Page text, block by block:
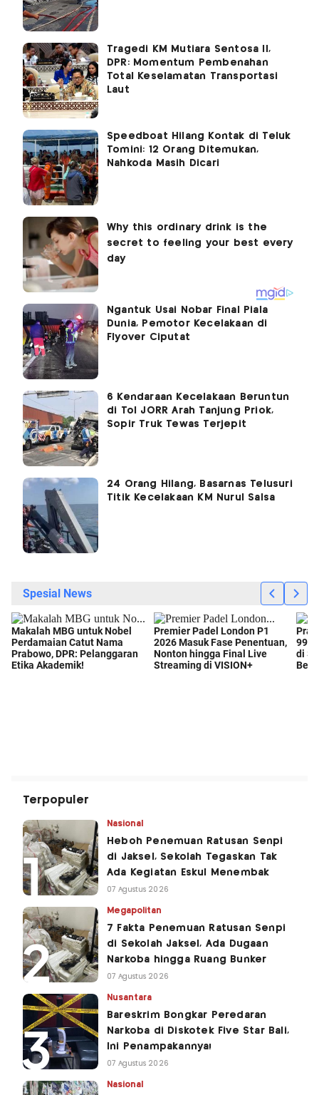
Tragedi KM Mutiara Sentosa II,
DPR: Momentum Pembenahan
Total Keselamatan Transportasi
Laut
Speedboat Hilang Kontak di Teluk
Tomini: 12 Orang Ditemukan,
Nahkoda Masih Dicari
Ngantuk Usai Nobar Final Piala
Dunia, Pemotor Kecelakaan di
Flyover Ciputat
6 Kendaraan Kecelakaan Beruntun
di Tol JORR Arah Tanjung Priok,
Sopir Truk Tewas Terjepit
24 Orang Hilang, Basarnas Telusuri
Titik Kecelakaan KM Nurul Salsa
Terpopuler
Nasional
Heboh Penemuan Ratusan Senpi
di Jaksel, Sekolah Tegaskan Tak
Ada Kegiatan Eskul Menembak
07 Agustus 2026
Megapolitan
7 Fakta Penemuan Ratusan Senpi
di Sekolah Jaksel, Ada Dugaan
Narkoba hingga Ruang Bunker
07 Agustus 2026
Nusantara
Bareskrim Bongkar Peredaran
Narkoba di Diskotek Five Star Bali,
Ini Penampakannya!
07 Agustus 2026
Nasional